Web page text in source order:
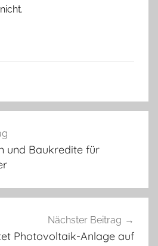
und Baukredite für
Nächster Beitrag
Photovoltaik-Anlage auf